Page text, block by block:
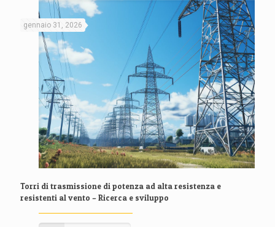
gennaio 31, 2026
Torri di trasmissione di potenza ad alta resistenza e
resistenti al vento – Ricerca e sviluppo